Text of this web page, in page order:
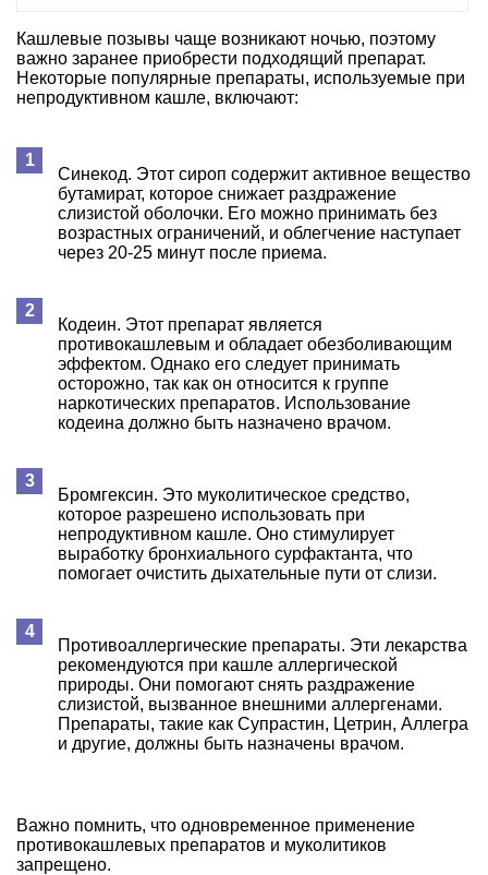
Кашлевые позывы чаще возникают ночью, поэтому
важно заранее приобрести подходящий препарат.
Некоторые популярные препараты, используемые при
непродуктивном кашле, включают:
Синекод. Этот сироп содержит активное вещество
бутамират, которое снижает раздражение
слизистой оболочки. Его можно принимать без
возрастных ограничений, и облегчение наступает
через 20-25 минут после приема.
Кодеин. Этот препарат является
противокашлевым и обладает обезболивающим
эффектом. Однако его следует принимать
осторожно, так как он относится к группе
наркотических препаратов. Использование
кодеина должно быть назначено врачом.
Бромгексин. Это муколитическое средство,
которое разрешено использовать при
непродуктивном кашле. Оно стимулирует
выработку бронхиального сурфактанта, что
помогает очистить дыхательные пути от слизи.
Противоаллергические препараты. Эти лекарства
рекомендуются при кашле аллергической
природы. Они помогают снять раздражение
слизистой, вызванное внешними аллергенами.
Препараты, такие как Супрастин, Цетрин, Аллегра
и другие, должны быть назначены врачом.
Важно помнить, что одновременное применение
противокашлевых препаратов и муколитиков
запрещено.